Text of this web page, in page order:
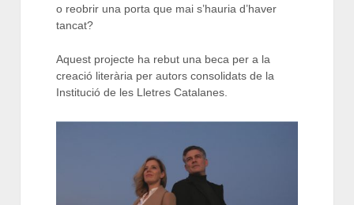
o reobrir una porta que mai s’hauria d’haver
tancat?
Aquest projecte ha rebut una beca per a la
creació literària per autors consolidats de la
Institució de les Lletres Catalanes.